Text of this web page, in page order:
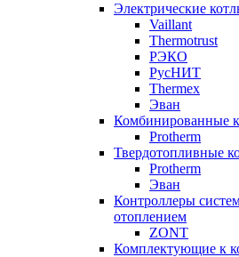
Электрические
Vaillant
Thermotrust
РЭКО
РусНИТ
Thermex
Эван
Комбинированные
Protherm
Твердотопливные
Protherm
Эван
Контроллеры
отоплением
ZONT
Комплектующие к